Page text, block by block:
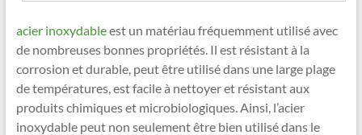
acier inoxydableest un matériau fréquemment utilisé avec
de nombreuses bonnes propriétés. Il est résistant à la
corrosion et durable, peut être utilisé dans une large plage
de températures, est facile à nettoyer et résistant aux
produits chimiques et microbiologiques. Ainsi, l’acier
inoxydable peut non seulement être bien utilisé dans le